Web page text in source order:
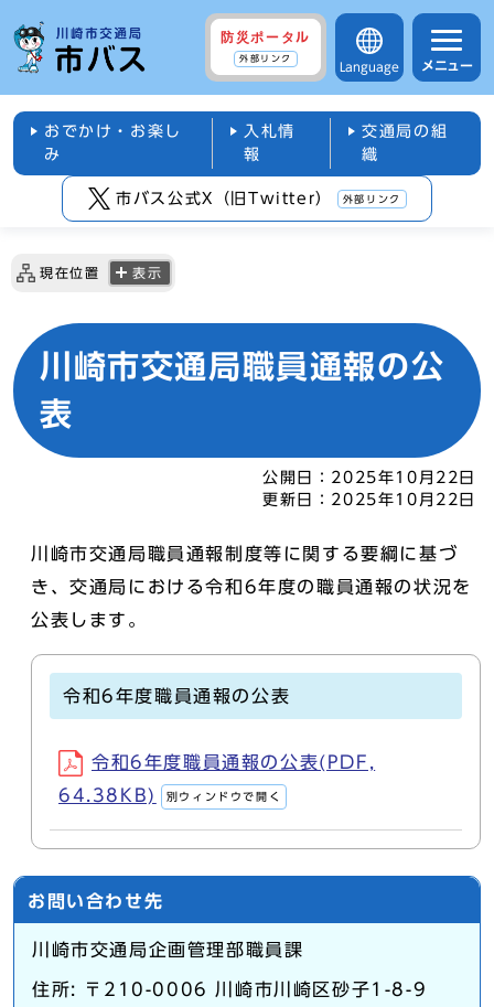
防災ポータル
外部リンク
Language メニュー
おでかけ・お楽し
み
入札情
報
交通局の組
織
市バス公式X（旧Twitter） 外部リンク
現在位置 表示
川崎市交通局職員通報の公
表
公開日： 2025年10月22日
更新日： 2025年10月22日
川崎市交通局職員通報制度等に関する要綱に基づ
き、交通局における令和6年度の職員通報の状況を
公表します。
令和6年度職員通報の公表
令和6年度職員通報の公表(PDF,
64.38KB)
別ウィンドウで開く
お問い合わせ先
川崎市交通局企画管理部職員課
住所: 〒210-0006 川崎市川崎区砂子1-8-9